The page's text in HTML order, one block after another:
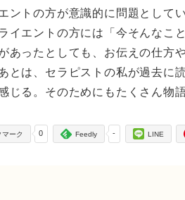
ントの方が意識的に問題として
イエントの方には「今そんなこ
あったとしても、お伝えの仕方
とは、セラピストの私が過去に
じる。そのためにもたくさん物
0
マーク -
Feedly LINE